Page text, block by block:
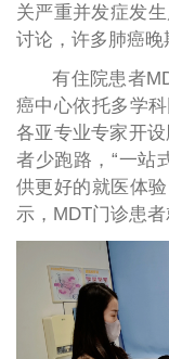
关严重并发症发
讨论，许多肺癌晚
有住院患者
癌中心依托多学
各亚专业专家开
者少跑路，“一站
供更好的就医体
示，MDT门诊患者